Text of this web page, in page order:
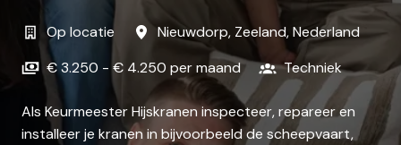
Op locatie Nieuwdorp, Zeeland,Nederland
€ 3.250 - € 4.250 per maand
Techniek
Als Keurmeester Hijskranen inspecteer, repareer en
installeer je kranen in bijvoorbeeld de scheepvaart,